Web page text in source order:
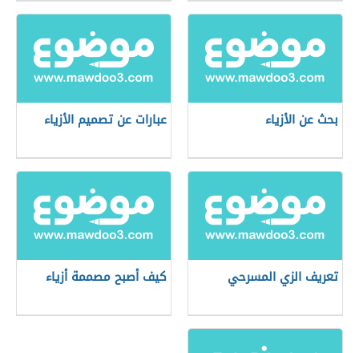
بحث عن الأزياء عبارات عن تصميم الأزياء
تعريف الزي المسرحي كيف أصبح مصممة أزياء